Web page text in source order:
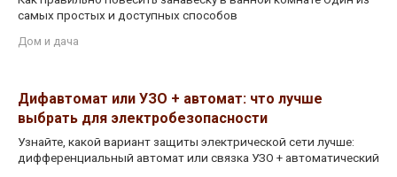
самых простых и доступных способов
Дом и дача
Дифавтомат или УЗО + автомат: что лучше
выбрать для электробезопасности
Узнайте, какой вариант защиты электрической сети лучше:
дифференциальный автомат или связка УЗО + автоматический